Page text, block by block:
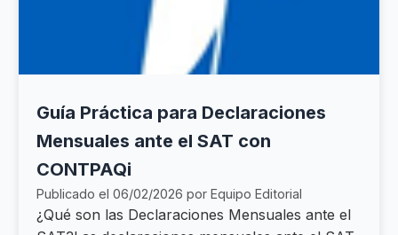
Guía Práctica para Declaraciones
Mensuales ante el SAT con
CONTPAQi
Publicado el 06/02/2026 por Equipo Editorial
¿Qué son las Declaraciones Mensuales ante el